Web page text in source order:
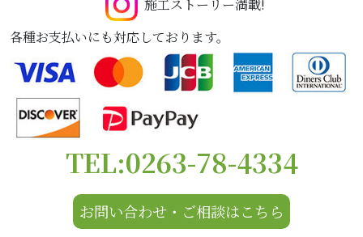
施工ストーリー満載!
各種お支払いにも対応しております。
TEL:0263-78-4334
お問い合わせ・ご相談はこちら